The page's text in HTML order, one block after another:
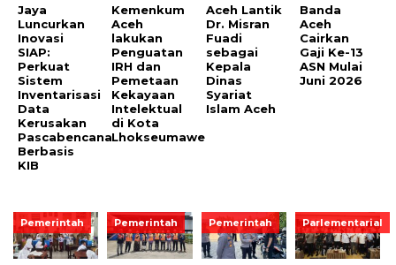
Jaya
Luncurkan
Inovasi
SIAP:
Perkuat
Sistem
Inventarisasi
Data
Kerusakan
Pascabencana
Berbasis
KIB
Kemenkum
Aceh
lakukan
Penguatan
IRH dan
Pemetaan
Kekayaan
Intelektual
di Kota
Lhokseumawe
Aceh Lantik
Dr. Misran
Fuadi
sebagai
Kepala
Dinas
Syariat
Islam Aceh
Banda
Aceh
Cairkan
Gaji Ke-13
ASN Mulai
Juni 2026
Pemerintah Pemerintah Pemerintah Parlementarial